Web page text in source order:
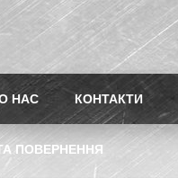
НАС КОНТАКТИ
ПОВЕРНЕННЯ